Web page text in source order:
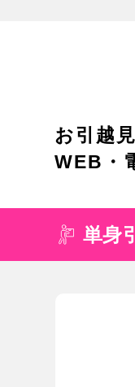
お引越
WEB・
単身